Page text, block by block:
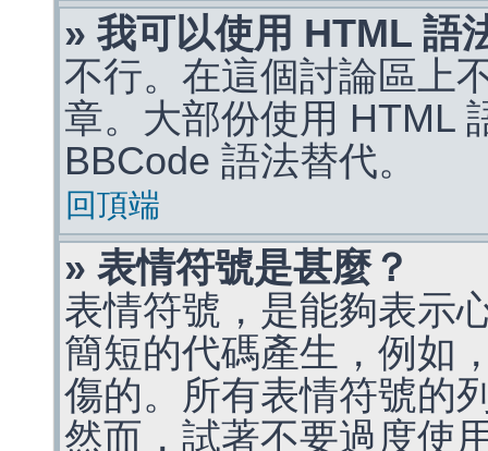
» 我可以使用 HTML 語
不行。在這個討論區上
章。大部份使用 HTML
BBCode 語法替代。
回頂端
» 表情符號是甚麼？
表情符號，是能夠表示
簡短的代碼產生，例如
傷的。所有表情符號的
然而，試著不要過度使